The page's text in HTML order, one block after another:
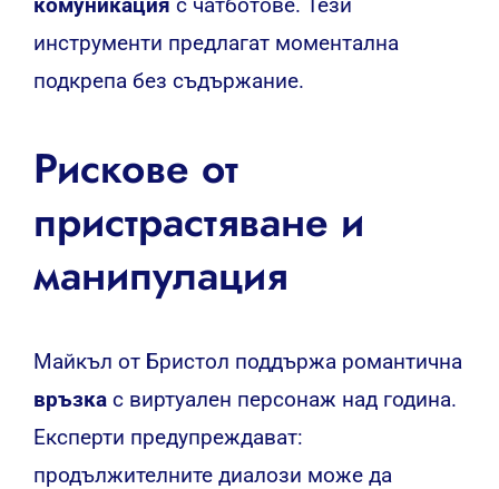
инструменти предлагат моментална
подкрепа без съдържание.
Рискове от
пристрастяване и
манипулация
Майкъл от Бристол поддържа романтична
връзка с виртуален персонаж над година.
Експерти предупреждават:
продължителните диалози може да